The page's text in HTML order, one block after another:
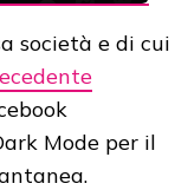
società e di cui
Mode per il